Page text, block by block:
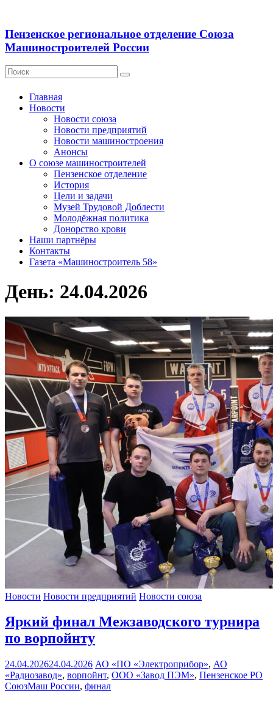
Пензенское региональное отделение Союза
Машиностроителей России
Главная
Новости
Новости союза
Новости предприятий
Новости машиностроения
Анонсы
О союзе машиностроителей
Пензенское отделение
История
Цели и задачи
Музей Трудовой Доблести
Молодёжная политика
Донорство крови
Наши партнёры
Контакты
Газета «Машиностроитель 58»
День: 24.04.2026
Новости Новости предприятий Новости союза
Яркий финал Межзаводского турнира
по ворпойнту
24.04.202624.04.2026 АО «ПО «Электроприбор», АО
«Радиозавод», ворпойнт, ООО «Завод ПЭМ», Пензенское РО
СоюзМаш России, финал